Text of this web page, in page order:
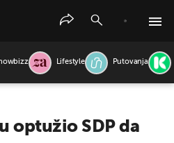
Lifestyle Putovanja
optužio SDP da